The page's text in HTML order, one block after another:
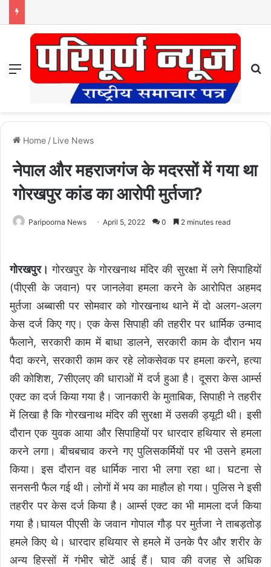
Menu
Home / Live News
नेपाल और महराजगंज के मदरसों में गया था
गोरखपुर कांड का आरोपी मुर्तजा?
Paripoorna News April 5, 2022 0 2 minutes read
गोरखपुर। गोरखपुर के गोरखनाथ मंदिर की सुरक्षा में लगे सिपाहियों
(पीएसी के जवान) पर जानलेवा हमला करने के आरोपित अहमद
मुर्तजा अब्बासी पर सोमवार को गोरखनाथ थाने में दो अलग-अलग
केस दर्ज किए गए। एक केस सिपाही की तहरीर पर धार्मिक उन्माद
फैलाने, सरकारी काम में बाधा डालने, सरकारी काम के दौरान भय
पैदा करने, सरकारी काम कर रहे लोकसेवक पर हमला करने, हत्या
की कोशिश, 7सीएलए की धाराओं में दर्ज हुआ है। दूसरा केस आर्म्स
एक्ट का दर्ज किया गया है। जानकारी के मुताबिक, सिपाही ने तहरीर
में लिखा है कि गोरखनाथ मंदिर की सुरक्षा में उसकी ड्यूटी थी। इसी
दौरान एक युवक आया और सिपाहियों पर धारदार हथियार से हमला
करने लगा। बीचबचाव करने गए पुलिसकर्मियों पर भी उसने हमला
किया। इस दौरान वह धार्मिक नारा भी लगा रहा था। घटना से
सनसनी फैल गई थी। लोगों में भय का माहौल हो गया। पुलिस ने इसी
तहरीर पर केस दर्ज किया है। आर्म्स एक्ट का भी मामला दर्ज किया
गया है।घायल पीएसी के जवान गोपाल गौड़ पर मुर्तजा ने ताबड़तोड़
हमले किए थे। धारदार हथियार से हमले में उनके पैर और शरीर के
अन्य हिस्सों में गंभीर चोटें आई हैं। घाव की वजह से अधिक